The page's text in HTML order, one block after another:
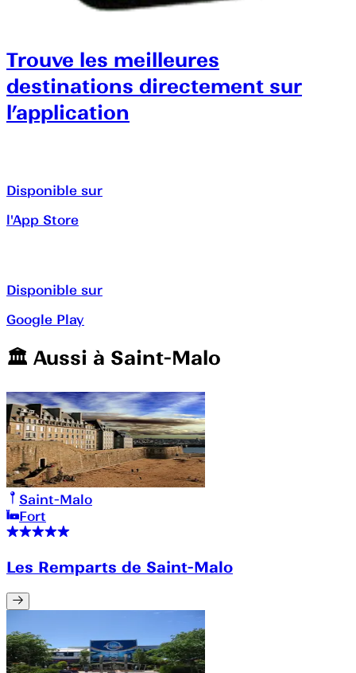
Trouve les meilleures
destinations directement sur
l’application
Disponible sur
l'App Store
Disponible sur
Google Play
🏛️️ Aussi à Saint-Malo
Saint-Malo
Fort
Les Remparts de Saint-Malo